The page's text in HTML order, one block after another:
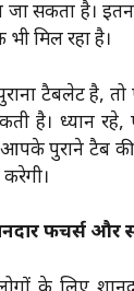
सकता है।
मिल रहा है।
टैबलेट है,
है। ध्यान
पुराने टैब
फीचर्स और